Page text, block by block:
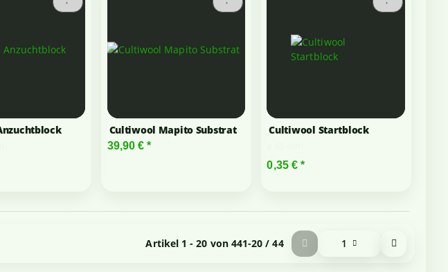
Cultiwool Mapito Substrat
39,90 €*
Cultiwool Startblock
0,35 € *
Artikel 1 - 20 von 441-20 / 44 1